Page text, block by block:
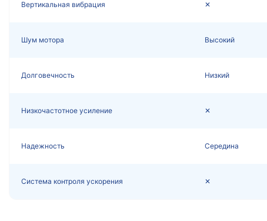
Вертикальная вибрация ✕
Шум мотора Высокий
Долговечность Низкий
Низкочастотное усиление ✕
Надежность Середина
Система контроля ускорения ✕